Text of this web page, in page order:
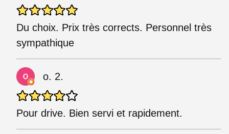
Du choix. Prix très corrects. Personnel très
sympathique
o. 2.
Pour drive. Bien servi et rapidement.